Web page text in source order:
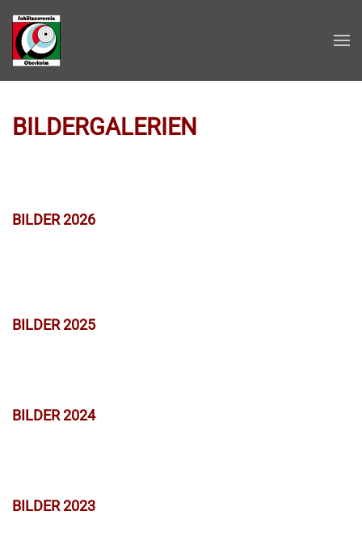
Zum Hauptinhalt springen
BILDERGALERIEN
BILDER 2026
BILDER 2025
BILDER 2024
BILDER 2023